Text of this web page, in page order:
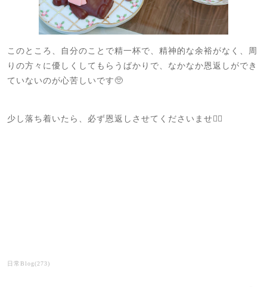
このところ、自分のことで精一杯で、精神的な余裕がなく、周
りの方々に優しくしてもらうばかりで、なかなか恩返しができ
ていないのが心苦しいです🥺
少し落ち着いたら、必ず恩返しさせてくださいませ🙇‍♀️
日常Blog(273)